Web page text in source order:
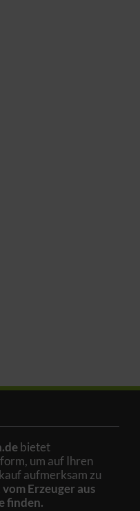
bietet
um auf Ihren
aufmerksam zu
Erzeuger aus
finden.